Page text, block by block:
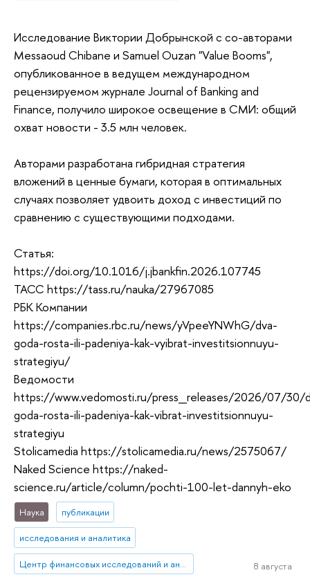
Исследование Виктории Добрынской с со-авторами
Messaoud Chibane и Samuel Ouzan "Value Booms",
опубликованное в ведущем международном
рецензируемом журнале Journal of Banking and
Finance, получило широкое освещение в СМИ: общий
охват новости - 3.5 млн человек.
Авторами разработана гибридная стратегия
вложений в ценные бумаги, которая в оптимальных
случаях позволяет удвоить доход с инвестиций по
сравнению с существующими подходами.
Статья:
https://doi.org/10.1016/j.jbankfin.2026.107745
ТАСС https://tass.ru/nauka/27967085
РБК Компании
https://companies.rbc.ru/news/yVpeeYNWhG/dva-
goda-rosta-ili-padeniya-kak-vyibrat-investitsionnuyu-
strategiyu/
Ведомости
https://www.vedomosti.ru/press_releases/2026/07/30/
goda-rosta-ili-padeniya-kak-vibrat-investitsionnuyu-
strategiyu
Stolicamedia https://stolicamedia.ru/news/2575067/
Naked Science https://naked-
science.ru/article/column/pochti-100-let-dannyh-eko
Наука публикации
исследования и аналитика
Центр финансовых исследований и анализа данных 8 августа